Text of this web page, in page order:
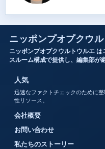
ニッポンプオプクウ
ニッポンプオプクウルトウルエ
スルーム構成で提供し、編集部が
人気
迅速なファクトチェックのために
性リソース。
会社概要
お問い合わせ
私たちのストーリー